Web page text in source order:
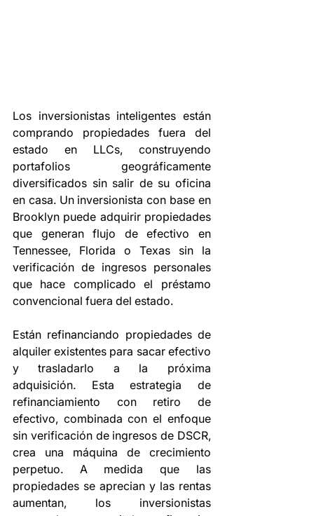
Los inversionistas inteligentes están
comprando propiedades fuera del
estado en LLCs, construyendo
portafolios geográficamente
diversificados sin salir de su oficina
en casa. Un inversionista con base en
Brooklyn puede adquirir propiedades
que generan flujo de efectivo en
Tennessee, Florida o Texas sin la
verificación de ingresos personales
que hace complicado el préstamo
convencional fuera del estado.
Están refinanciando propiedades de
alquiler existentes para sacar efectivo
y trasladarlo a la próxima
adquisición. Esta estrategia de
refinanciamiento con retiro de
efectivo, combinada con el enfoque
sin verificación de ingresos de DSCR,
crea una máquina de crecimiento
perpetuo. A medida que las
propiedades se aprecian y las rentas
aumentan, los inversionistas